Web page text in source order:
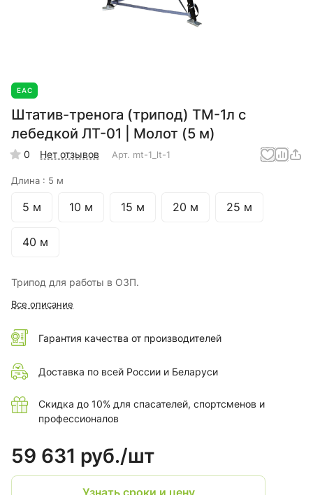
EAC
Штатив-тренога (трипод) ТМ-1л с
лебедкой ЛТ-01 | Молот (5 м)
0 Нет отзывов Арт. mt-1_lt-1
Длина : 5 м
5 м 10 м 15 м 20 м 25 м
40 м
Трипод для работы в ОЗП.
Все описание
Гарантия качества от производителей
Доставка по всей России и Беларуси
Скидка до 10% для спасателей, спортсменов и
профессионалов
59 631 руб./шт
Узнать сроки и цену